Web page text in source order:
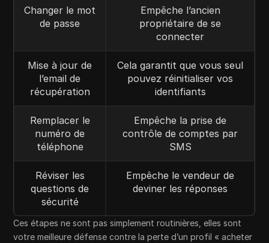
Changer le mot
de passe
Empêche l’ancien
propriétaire de se
connecter
Mise à jour de
l’email de
récupération
Cela garantit que vous seul
pouvez réinitialiser vos
identifiants
Remplacer le
numéro de
téléphone
Empêche la prise de
contrôle de comptes par
SMS
Réviser les
questions de
sécurité
Empêche le vendeur de
deviner les réponses
Ces étapes ne sont pas simplement routinières, elles sont
votre meilleure défense contre la perte d’un profil « acheter